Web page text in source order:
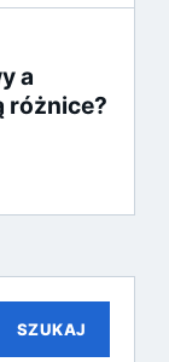
a
różnice?
SZUKAJ